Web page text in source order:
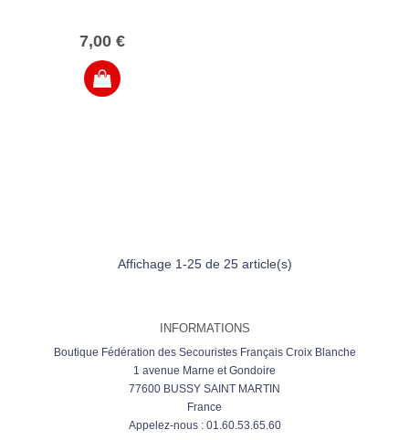
7,00 €
Affichage 1-25 de 25 article(s)
INFORMATIONS
Boutique Fédération des Secouristes Français Croix Blanche
1 avenue Marne et Gondoire
77600 BUSSY SAINT MARTIN
France
Appelez-nous : 01.60.53.65.60